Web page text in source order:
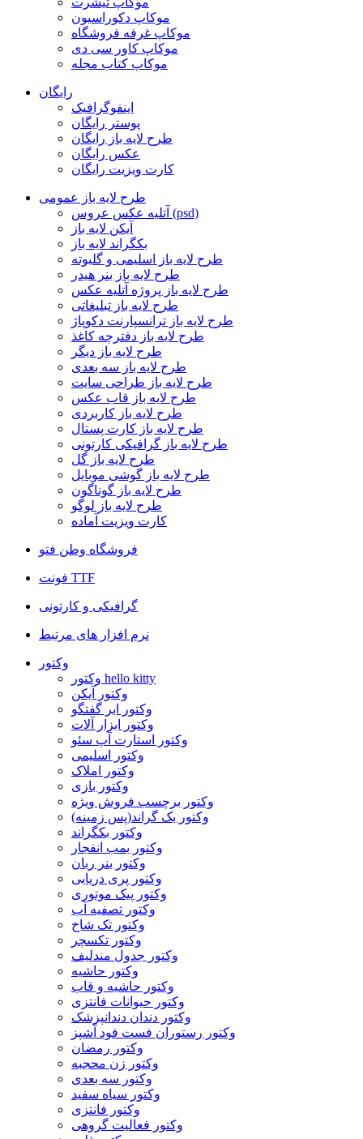
موکاپ دکوراسیون
موکاپ غرفه فروشگاه
موکاپ کاور سی دی
موکاپ کتاب مجله
رایگان
اینفوگرافیک
پوستر رایگان
طرح لایه باز رایگان
عکس رایگان
کارت ویزیت رایگان
طرح لایه باز عمومی
آتلیه عکس عروس (psd)
آیکن لایه باز
بکگراند لایه باز
طرح لایه باز اسلیمی و گلبوته
طرح لایه باز بنر هیدر
طرح لایه باز پروژه آتلیه عکس
طرح لایه باز تبلیغاتی
طرح لایه باز ترانسپارنت دکوپاژ
طرح لایه باز دفترچه کاغذ
طرح لایه باز دیگر
طرح لایه باز سه بعدی
طرح لایه باز طراحی سایت
طرح لایه باز قاب عکس
طرح لایه باز کاربردی
طرح لایه باز کارت پستال
طرح لایه باز گرافیکی کارتونی
طرح لایه باز گل
طرح لایه باز گوشی موبایل
طرح لایه باز گوناگون
طرح لایه باز لوگو
کارت ویزیت آماده
فروشگاه وطن فتو
فونت TTF
گرافیکی و کارتونی
نرم افزار های مرتبط
وکتور
وکتور hello kitty
وکتور آیکن
وکتور ابر گفتگو
وکتور ابزار آلات
وکتور استارت آپ سئو
وکتور اسلیمی
وکتور املاک
وکتور بازی
وکتور برچسب فروش ویژه
وکتور بک گراند(پس زمینه)
وکتور بکگراند
وکتور بمب انفجار
وکتور بنر ربان
وکتور پری دریایی
وکتور پیک موتوری
وکتور تصفیه آب
وکتور تک شاخ
وکتور تکسچر
وکتور جدول مندلیف
وکتور حاشیه
وکتور حاشیه و قاب
وکتور حیوانات فانتزی
وکتور دندان دندانپزشک
وکتور رستوران فست فود آشپز
وکتور رمضان
وکتور زن محجبه
وکتور سه بعدی
وکتور سیاه سفید
وکتور فانتزی
وکتور فعالیت گروهی